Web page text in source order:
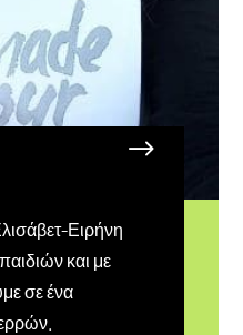
Ειρήνη
παιδιών και με
σε ένα